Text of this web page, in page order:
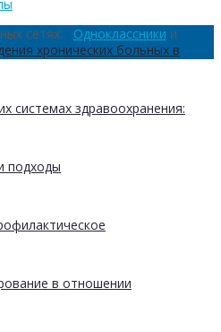
хронических больных в
системах здравоохранения:
подходы
в отношении
сетях: Одноклассники и